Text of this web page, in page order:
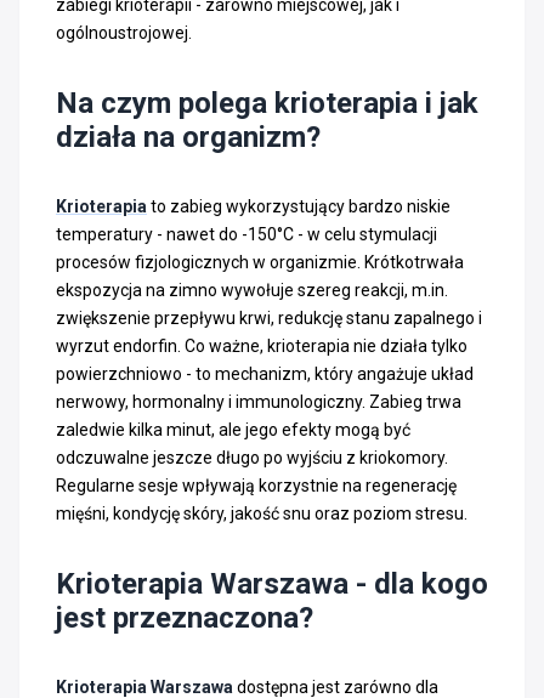
zabiegi krioterapii - zarówno miejscowej, jak i
ogólnoustrojowej.
Na czym polega krioterapia i jak
działa na organizm?
Krioterapia to zabieg wykorzystujący bardzo niskie
temperatury - nawet do -150°C - w celu stymulacji
procesów fizjologicznych w organizmie. Krótkotrwała
ekspozycja na zimno wywołuje szereg reakcji, m.in.
zwiększenie przepływu krwi, redukcję stanu zapalnego i
wyrzut endorfin. Co ważne, krioterapia nie działa tylko
powierzchniowo - to mechanizm, który angażuje układ
nerwowy, hormonalny i immunologiczny. Zabieg trwa
zaledwie kilka minut, ale jego efekty mogą być
odczuwalne jeszcze długo po wyjściu z kriokomory.
Regularne sesje wpływają korzystnie na regenerację
mięśni, kondycję skóry, jakość snu oraz poziom stresu.
Krioterapia Warszawa - dla kogo
jest przeznaczona?
Krioterapia Warszawa dostępna jest zarówno dla